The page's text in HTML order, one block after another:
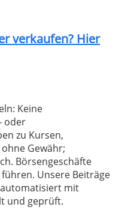
verkaufen? Hier
Keine
oder
zu Kursen,
Gewähr;
Börsengeschäfte
Unsere Beiträge
mit
und geprüft.